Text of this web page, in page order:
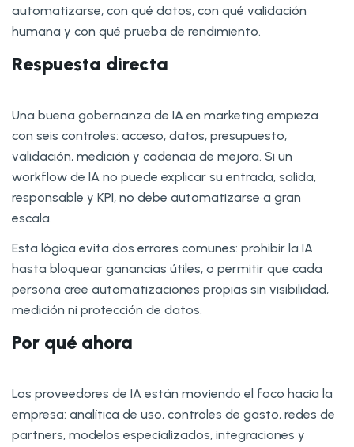
automatizarse, con qué datos, con qué validación
humana y con qué prueba de rendimiento.
Respuesta directa
Una buena gobernanza de IA en marketing empieza
con seis controles: acceso, datos, presupuesto,
validación, medición y cadencia de mejora. Si un
workflow de IA no puede explicar su entrada, salida,
responsable y KPI, no debe automatizarse a gran
escala.
Esta lógica evita dos errores comunes: prohibir la IA
hasta bloquear ganancias útiles, o permitir que cada
persona cree automatizaciones propias sin visibilidad,
medición ni protección de datos.
Por qué ahora
Los proveedores de IA están moviendo el foco hacia la
empresa: analítica de uso, controles de gasto, redes de
partners, modelos especializados, integraciones y